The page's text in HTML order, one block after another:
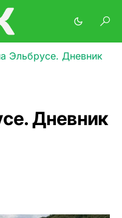
Эльбрусе. Дневник
Дневник